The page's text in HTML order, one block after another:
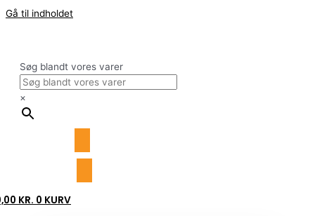
Gå til indholdet
Søg blandt vores varer
×
KR. 0 KURV